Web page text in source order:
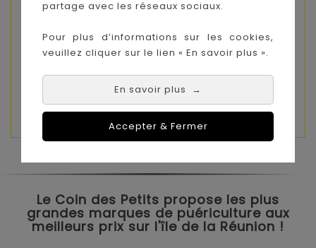
partage avec les réseaux sociaux.
Pour plus d’informations sur les cookies,
veuillez cliquer sur le lien « En savoir plus ».
En savoir plus →
Accepter & Fermer
aérienne, nous vous recommandons donc de
afin d'obtenir le détail des restrictions
concernant les bagages cabine.
ATTENTION : VENDU SANS CADRE
Le Coin des Petits propose les plus
grandes marques de puériculture aux
meilleurs prix sur l'île de la Réunion !